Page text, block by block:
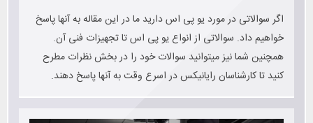
اگر سوالاتی در مورد یو پی اس دارید ما در این مقاله به آنها پاسخ
خواهیم داد. سوالاتی از انواع یو پی اس تا تجهیزات فنی آن.
همچنین شما نیز میتوانید سوالات خود را در بخش نظرات مطرح
کنید تا کارشناسان رایانیکس در اسرع وقت به آنها پاسخ دهند.